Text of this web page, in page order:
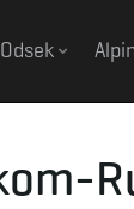
Odsek